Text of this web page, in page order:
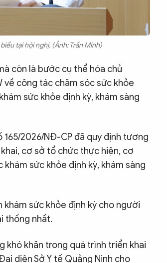
tại hội nghị. (Ảnh: Trần Minh)
còn là bước cụ thể hóa chủ
công tác chăm sóc sức khỏe
sức khỏe định kỳ, khám sàng
2026/NĐ-CP đã quy định tương
cơ sở tổ chức thực hiện, cơ
sức khỏe định kỳ, khám sàng
khám sức khỏe định kỳ cho người
thống nhất.
khó khăn trong quá trình triển khai
diện Sở Y tế Quảng Ninh cho